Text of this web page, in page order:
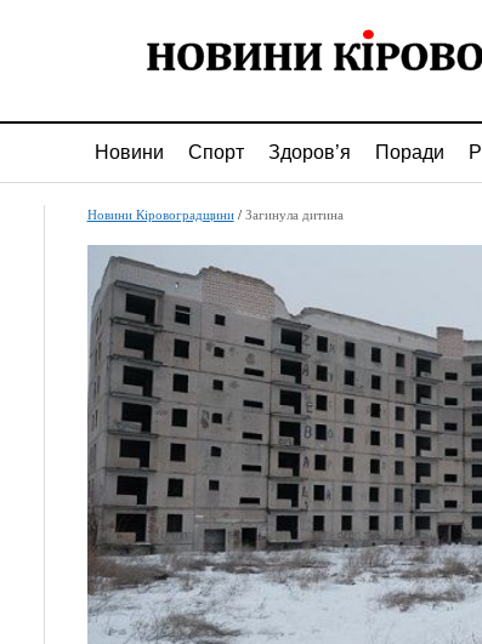
Новини Спорт Здоров’я Поради
Новини Кіровоградщини/ Загинула дитина